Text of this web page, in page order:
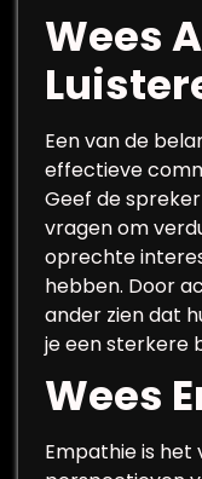
Wees
Een van de
effectieve
Geef de
vragen om
oprechte
hebben. Door
ander zien dat
je een sterkere
Wees
Empathie is het